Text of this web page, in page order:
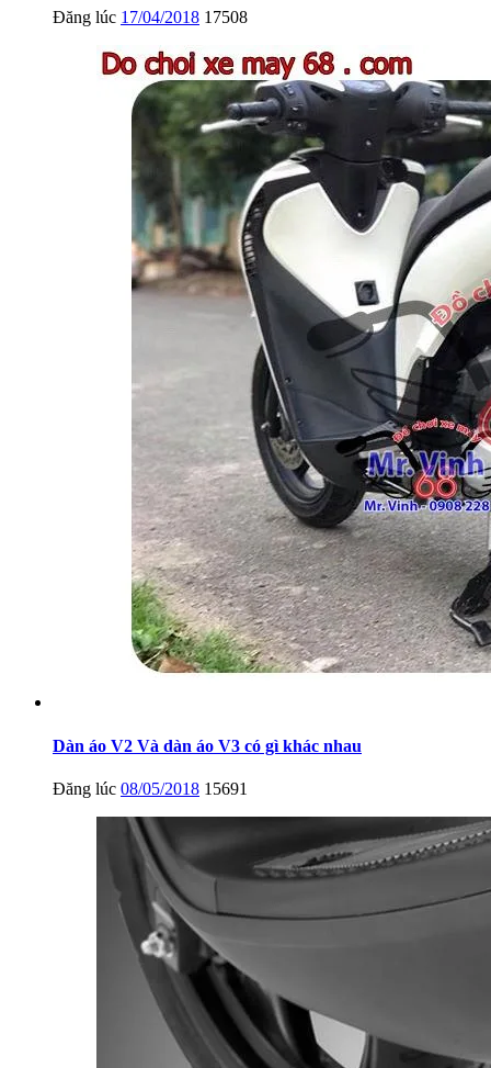
Đăng lúc 17/04/2018 17508
Dàn áo V2 Và dàn áo V3 có gì khác nhau
Đăng lúc 08/05/2018 15691